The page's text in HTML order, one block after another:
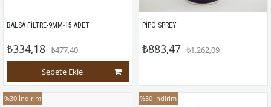
BALSA FİLTRE-9MM-15 ADET
₺334,18 ₺477,40
Sepete Ekle
PİPO SPREY
₺883,47 ₺1.262,09
%30 İndirim %30 İndirim